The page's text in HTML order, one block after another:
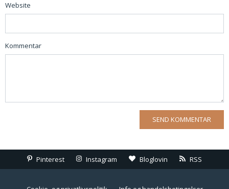
Website
Kommentar
Pinterest Instagram Bloglovin RSS